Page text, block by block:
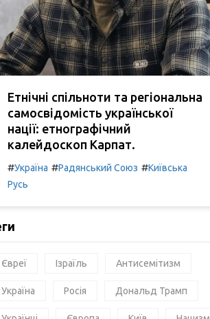
Етнічні спільноти та регіональна
самосвідомість української
нації: етнографічний
калейдоскоп Карпат.
#Україна #Радянський Союз #Київська
Русь
Євреї Ізраїль Антисемітизм
Україна Росія Дональд Трамп